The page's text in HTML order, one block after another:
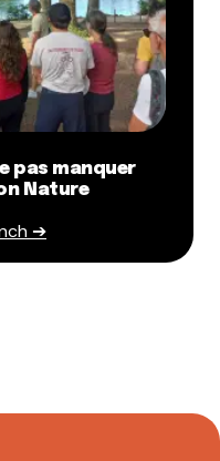
pas manquer
Nature
➔